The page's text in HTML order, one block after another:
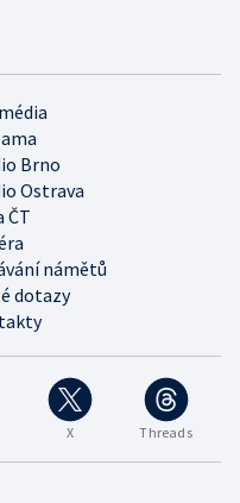
X Threads
Brno
Ostrava
ČT
námětů
dotazy